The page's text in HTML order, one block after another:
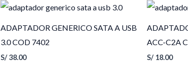
ADAPTADOR GENERICO SATA A USB
3.0 COD 7402
S/38.00
ACC-C2A
S/ 18.00